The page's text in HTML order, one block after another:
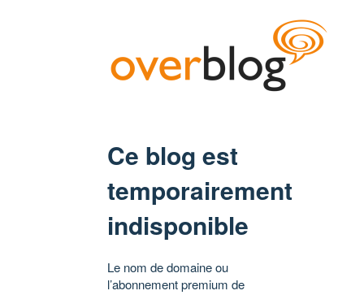
Ce blog est
temporairement
indisponible
Le nom de domaine ou
l’abonnement premium de